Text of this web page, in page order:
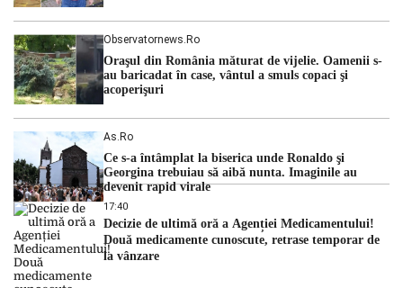
Observatornews.ro
Oraşul din România măturat de vijelie. Oamenii s-
au baricadat în case, vântul a smuls copaci şi
acoperişuri
As.ro
Ce s-a întâmplat la biserica unde Ronaldo şi
Georgina trebuiau să aibă nunta. Imaginile au
devenit rapid virale
17:40
Decizie de ultimă oră a Agenției Medicamentului!
Două medicamente cunoscute, retrase temporar de
la vânzare